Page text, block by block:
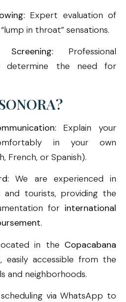
Expert evaluation of
in throat” sensations.
Screening:Professional
determine the need for
Explain your
in your own
French, or Spanish).
We are experienced in
and tourists, providing the
for international
.
in the Copacabana
, easily accessible from the
and neighborhoods.
via WhatsApp to